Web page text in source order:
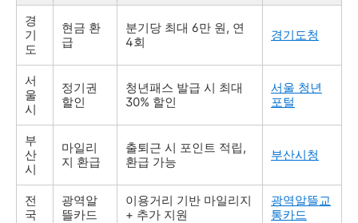
경
기
도
현금 환
급
분기당 최대 6만 원, 연
4회
경기도청
서
울
시
정기권
할인
청년패스 발급 시 최대
30% 할인
서울 청년
포털
부
산
시
마일리
지 환급
출퇴근 시 포인트 적립,
환급 가능
부산시청
전
국
광역알
뜰카드
이용거리 기반 마일리지
+ 추가 지원
광역알뜰교
통카드